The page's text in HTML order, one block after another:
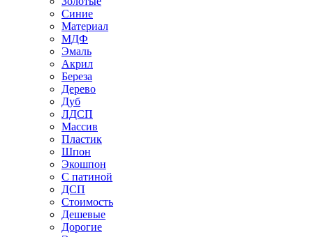
Синие
Материал
МДФ
Эмаль
Акрил
Береза
Дерево
Дуб
ЛДСП
Массив
Пластик
Шпон
Экошпон
С патиной
ДСП
Стоимость
Дешевые
Дорогие